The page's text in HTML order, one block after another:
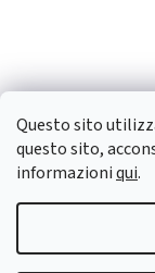
Questo sito
questo sito,
informazioniqui.